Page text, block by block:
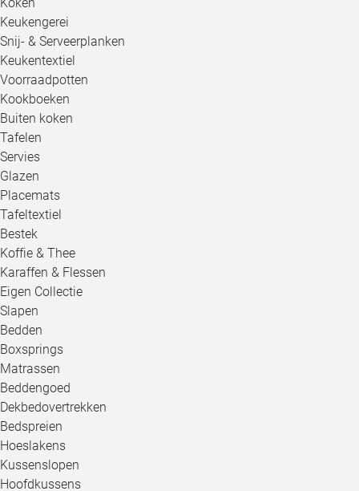
Keukengerei
Snij- & Serveerplanken
Keukentextiel
Voorraadpotten
Kookboeken
Buiten koken
Tafelen
Servies
Glazen
Placemats
Tafeltextiel
Bestek
Koffie & Thee
Karaffen & Flessen
Eigen Collectie
Slapen
Bedden
Boxsprings
Matrassen
Beddengoed
Dekbedovertrekken
Bedspreien
Hoeslakens
Kussenslopen
Hoofdkussens